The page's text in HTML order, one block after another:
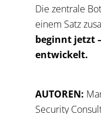
Die zentrale
einem Satz
beginnt jetzt
entwickelt.
AUTOREN:
Security